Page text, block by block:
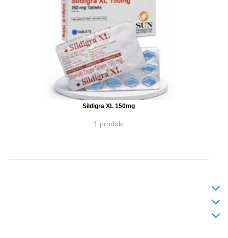
Sildigra XL 150mg
1 produkt